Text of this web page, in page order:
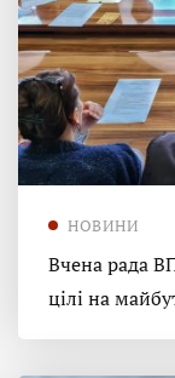
НОВИНИ
Вчена рада
цілі на